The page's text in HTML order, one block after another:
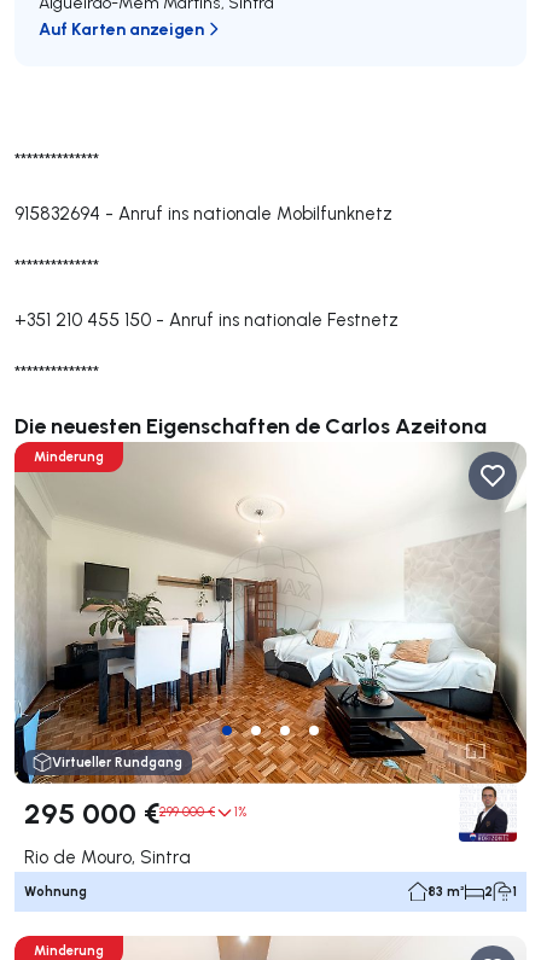
**************
915832694 - Anruf ins nationale Mobilfunknetz
**************
+351 210 455 150 - Anruf ins nationale Festnetz
**************
Die neuesten Eigenschaften de Carlos Azeitona
Minderung
Virtueller Rundgang
295 000 €299 000 € 1%
Rio de Mouro, Sintra
Wohnung 83 m² 2 1
Minderung
Auf Karten anzeigen